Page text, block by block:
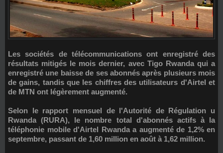
Les sociétés de télécommunications ont enregistré des
résultats mitigés le mois dernier, avec Tigo Rwandaqui a
enregistré une baisse de ses abonnés après plusieurs mois
de gains, tandis que les chiffres des utilisateurs d'Airtel et
de MTN ont légèrement augmenté.
Selon le rapport mensuel de l'Autorité de Régulation u
Rwanda (RURA), le nombre total d'abonnés actifs à la
téléphonie mobile d'Airtel Rwandaa augmenté de 1,2% en
septembre, passant de 1,60 million en août à 1,62 million.